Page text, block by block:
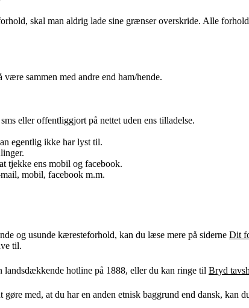
skal man aldrig lade sine grænser overskride. Alle
sammen med andre end ham/hende.
eller offentliggjort på nettet uden ens tilladelse.
egentlig ikke har lyst til.
tjekke ens mobil og facebook.
mobil, facebook m.m.
og usunde kæresteforhold, kan du læse mere på siderne Dit
til.
hotline på 1888, eller du kan ringe til Bryd
med, at du har en anden etnisk baggrund end dansk, kan